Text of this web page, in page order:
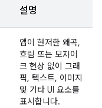
설명
앱이 현저한 왜곡,
흐림 또는 모자이
크 현상 없이 그래
픽, 텍스트, 이미지
및 기타 UI 요소를
표시합니다.